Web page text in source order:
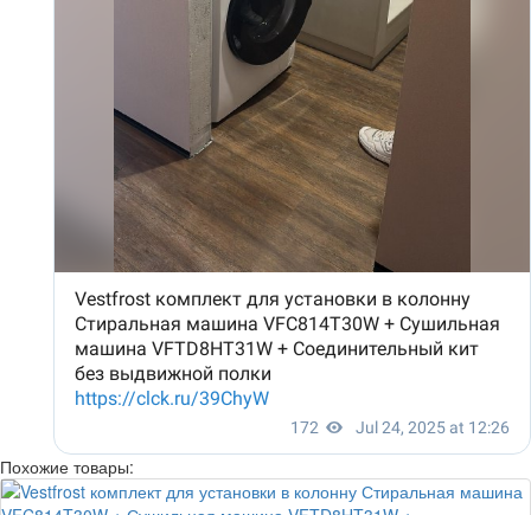
Похожие товары: